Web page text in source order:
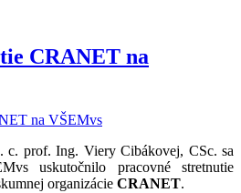
CRANET na
c. prof. Ing. Viery Cibákovej, CSc. sa
uskutočnilo pracovné stretnutie
organizácie CRANET.